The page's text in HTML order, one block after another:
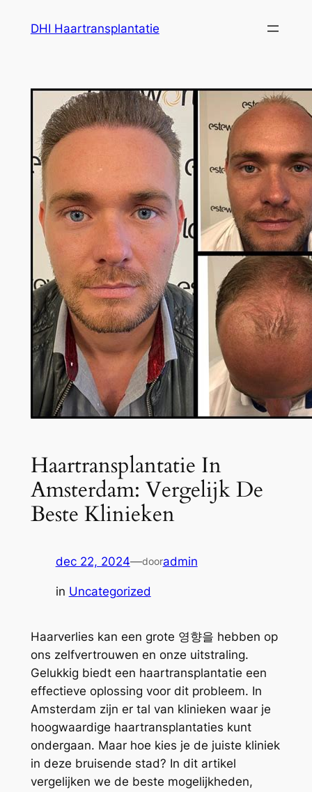
DHI Haartransplantatie
Haartransplantatie In
Amsterdam: Vergelijk De
Beste Klinieken
dec 22, 2024—dooradmin
in Uncategorized
Haarverlies kan een grote 영향을 hebben op
ons zelfvertrouwen en onze uitstraling.
Gelukkig biedt een haartransplantatie een
effectieve oplossing voor dit probleem. In
Amsterdam zijn er tal van klinieken waar je
hoogwaardige haartransplantaties kunt
ondergaan. Maar hoe kies je de juiste kliniek
in deze bruisende stad? In dit artikel
vergelijken we de beste mogelijkheden,